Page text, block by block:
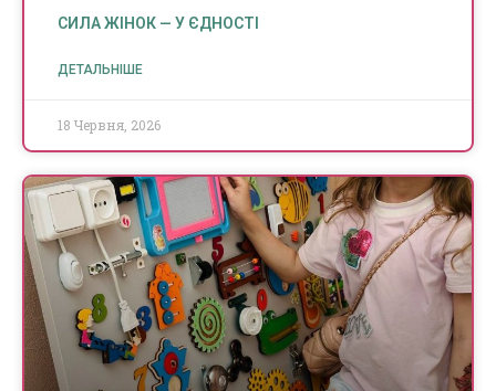
СИЛА ЖІНОК — У ЄДНОСТІ
ДЕТАЛЬНІШЕ
18 Червня, 2026